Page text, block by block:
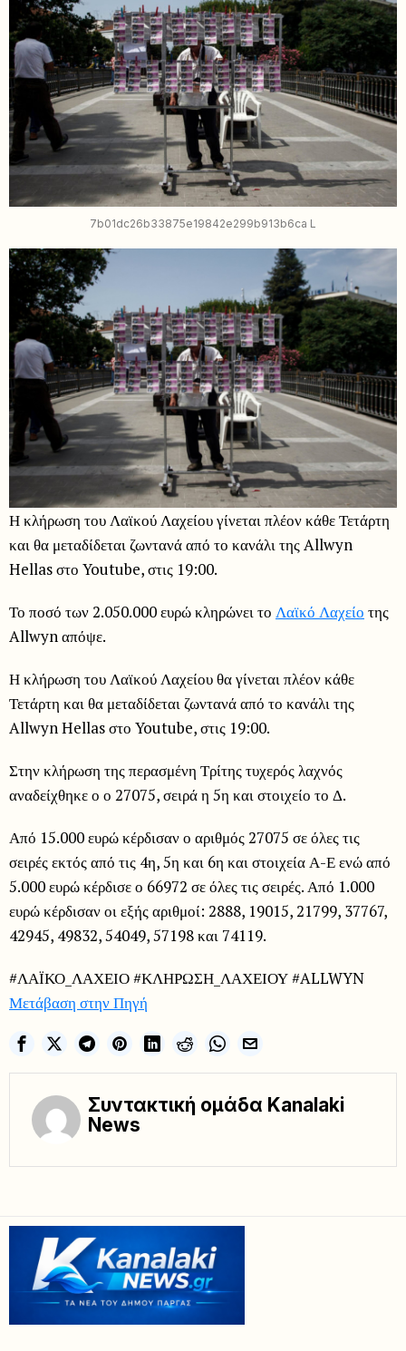
7b01dc26b33875e19842e299b913b6ca L
Η κλήρωση του Λαϊκού Λαχείου γίνεται πλέον κάθε Τετάρτη
και θα μεταδίδεται ζωντανά από το κανάλι της Allwyn
Hellas στο Youtube, στις 19:00.
Το ποσό των 2.050.000 ευρώ κληρώνει το Λαϊκό Λαχείο της
Allwyn απόψε.
Η κλήρωση του Λαϊκού Λαχείου θα γίνεται πλέον κάθε
Τετάρτη και θα μεταδίδεται ζωντανά από το κανάλι της
Allwyn Hellas στο Youtube, στις 19:00.
Στην κλήρωση της περασμένη Τρίτης τυχερός λαχνός
αναδείχθηκε ο ο 27075, σειρά η 5η και στοιχείο το Δ.
Από 15.000 ευρώ κέρδισαν ο αριθμός 27075 σε όλες τις
σειρές εκτός από τις 4η, 5η και 6η και στοιχεία Α-Ε ενώ από
5.000 ευρώ κέρδισε ο 66972 σε όλες τις σειρές. Από 1.000
ευρώ κέρδισαν οι εξής αριθμοί: 2888, 19015, 21799, 37767,
42945, 49832, 54049, 57198 και 74119.
#ΛΑΪΚΟ_ΛΑΧΕΙΟ #ΚΛΗΡΩΣΗ_ΛΑΧΕΙΟΥ #ALLWYN
Μετάβαση στην Πηγή
Συντακτική ομάδα Kanalaki
News